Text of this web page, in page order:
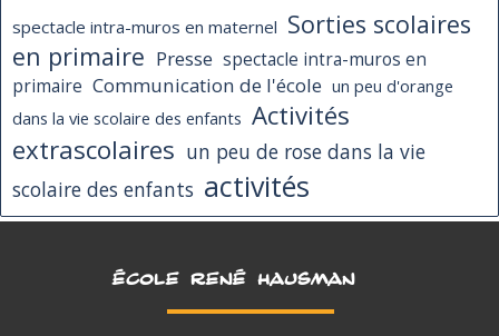
spectacle intra-muros en maternel Sorties scolaires
en primaire Presse spectacle intra-muros en
primaire Communication de l'école un peu d'orange
dans la vie scolaire des enfants Activités
extrascolaires un peu de rose dans la vie
scolaire des enfants activités
ÉCOLE RENÉ HAUSMAN